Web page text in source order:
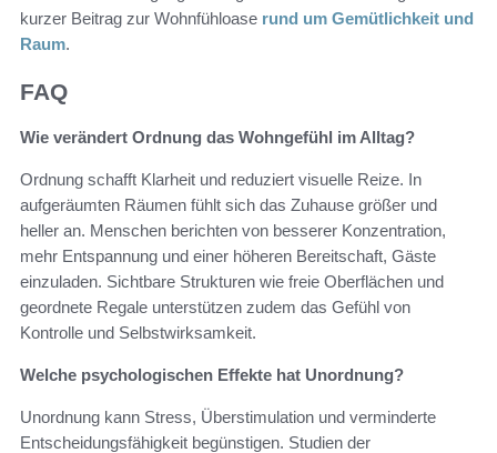
kurzer Beitrag zur Wohnfühloase rund um Gemütlichkeit und
Raum.
FAQ
Wie verändert Ordnung das Wohngefühl im Alltag?
Ordnung schafft Klarheit und reduziert visuelle Reize. In
aufgeräumten Räumen fühlt sich das Zuhause größer und
heller an. Menschen berichten von besserer Konzentration,
mehr Entspannung und einer höheren Bereitschaft, Gäste
einzuladen. Sichtbare Strukturen wie freie Oberflächen und
geordnete Regale unterstützen zudem das Gefühl von
Kontrolle und Selbstwirksamkeit.
Welche psychologischen Effekte hat Unordnung?
Unordnung kann Stress, Überstimulation und verminderte
Entscheidungsfähigkeit begünstigen. Studien der